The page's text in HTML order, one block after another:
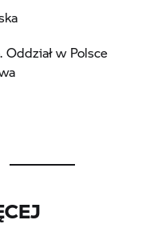
w Polsce